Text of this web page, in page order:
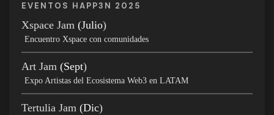
EVENTOS HAPP3N 2025
Xspace Jam (Julio)
Encuentro Xspace con comunidades
Art Jam (Sept)
Expo Artistas del Ecosistema Web3 en LATAM
Tertulia Jam (Dic)